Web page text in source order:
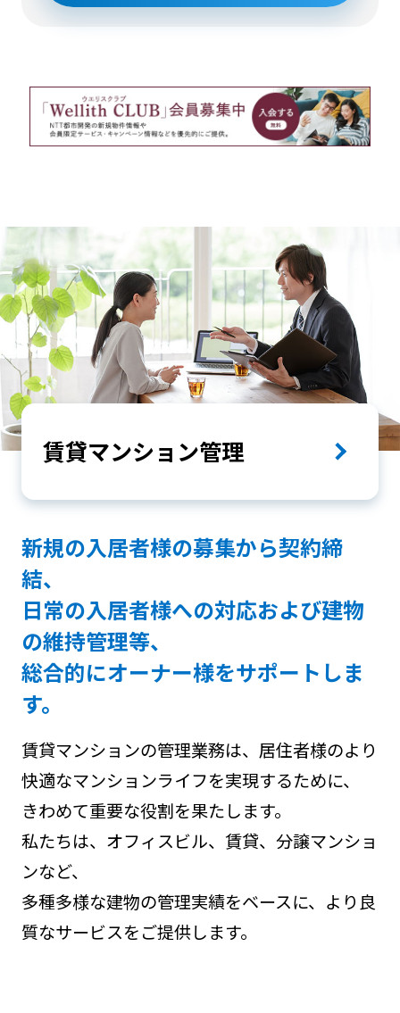
賃貸マンション管理
新規の入居者様の募集から契約締
結、
日常の入居者様への対応および建物
の維持管理等、
総合的にオーナー様をサポートしま
す。
賃貸マンションの管理業務は、居住者様のより
快適なマンションライフを実現するために、
きわめて重要な役割を果たします。
私たちは、オフィスビル、賃貸、分譲マンショ
ンなど、
多種多様な建物の管理実績をベースに、より良
質なサービスをご提供します。